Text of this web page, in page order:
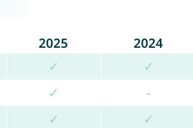
2025 2024
✓ ✓
✓ -
✓ ✓